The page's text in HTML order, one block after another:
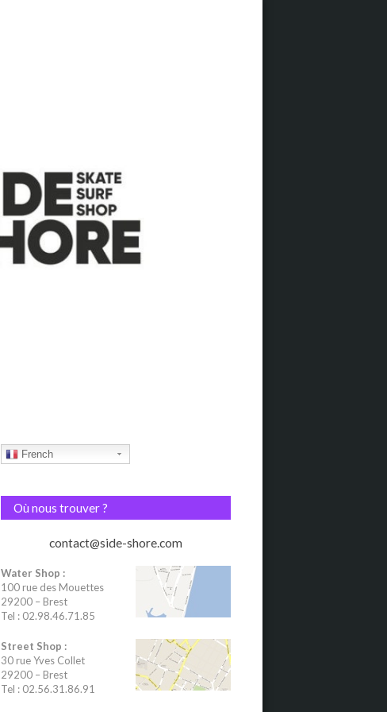
French
Où nous trouver ?
contact@side-shore.com
Water Shop :
100 rue des Mouettes
29200 – Brest
Tel : 02.98.46.71.85
Street Shop :
30 rue Yves Collet
29200 – Brest
Tel : 02.56.31.86.91